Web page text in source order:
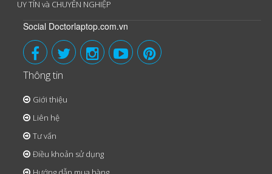
UY TÍN và CHUYÊN NGHIỆP
Social Doctorlaptop.com.vn
Thông tin
Giới thiệu
Liên hệ
Tư vấn
Điều khoản sử dụng